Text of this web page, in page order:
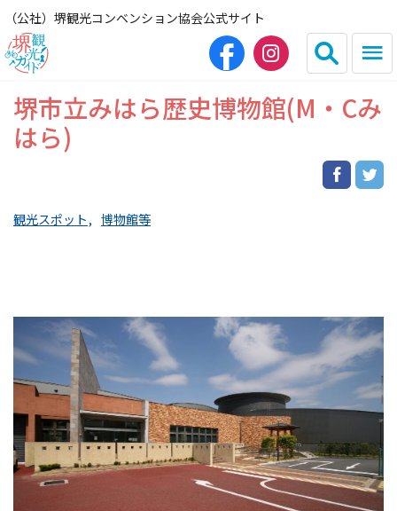
（公社）堺観光コンベンション協会公式サイト
English 简体中文
HOME（観光サイト）
グルメ
宿泊
イベント情報
ショッピング・お土産
堺市立みはら歴史博物館(M・Cみ
はら)
観光スポット 博物館等